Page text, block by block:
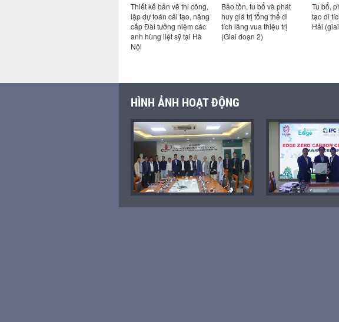
Thiết kế bản vẽ thi công,
lập dự toán cải tạo, nâng
cấp Đài tưởng niệm các
anh hùng liệt sỹ tại Hà
Nội
Bảo tồn, tu bổ và phát
huy giá trị tổng thể di
tích lăng vua thiệu trị
(Giai đoạn 2)
Tu bổ,
tạo di
Hải
HÌNH ẢNH HOẠT ĐỘNG